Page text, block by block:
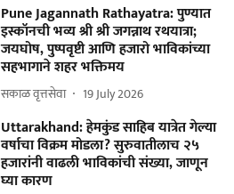
Pune Jagannath Rathayatra: पुण्यात
इस्कॉनची भव्य श्री श्री जगन्नाथ रथयात्रा;
जयघोष, पुष्पवृष्टी आणि हजारो भाविकांच्या
सहभागाने शहर भक्तिमय
सकाळ वृत्तसेवा 19 July 2026
Uttarakhand: हेमकुंड साहिब यात्रेत गेल्या
वर्षाचा विक्रम मोडला? सुरुवातीलाच २५
हजारांनी वाढली भाविकांची संख्या, जाणून
घ्या कारण